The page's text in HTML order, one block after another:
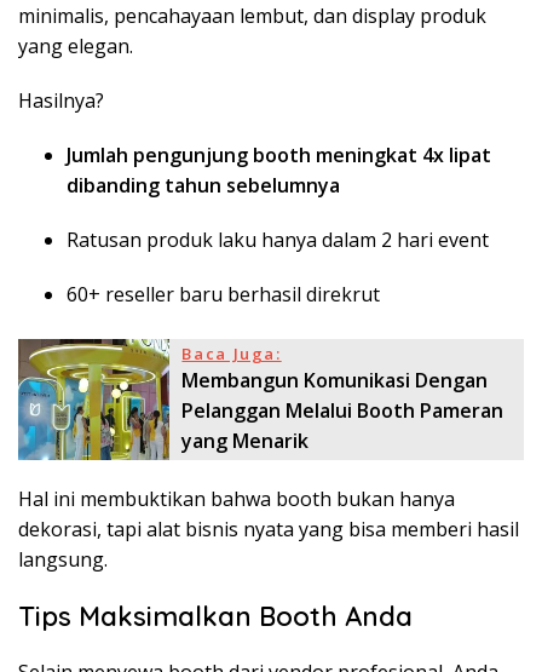
minimalis, pencahayaan lembut, dan display produk
yang elegan.
Hasilnya?
Jumlah pengunjung booth meningkat 4x lipat
dibanding tahun sebelumnya
Ratusan produk laku hanya dalam 2 hari event
60+ reseller baru berhasil direkrut
Baca Juga:
Membangun Komunikasi Dengan
Pelanggan Melalui Booth Pameran
yang Menarik
Hal ini membuktikan bahwa booth bukan hanya
dekorasi, tapi alat bisnis nyata yang bisa memberi hasil
langsung.
Tips Maksimalkan Booth Anda